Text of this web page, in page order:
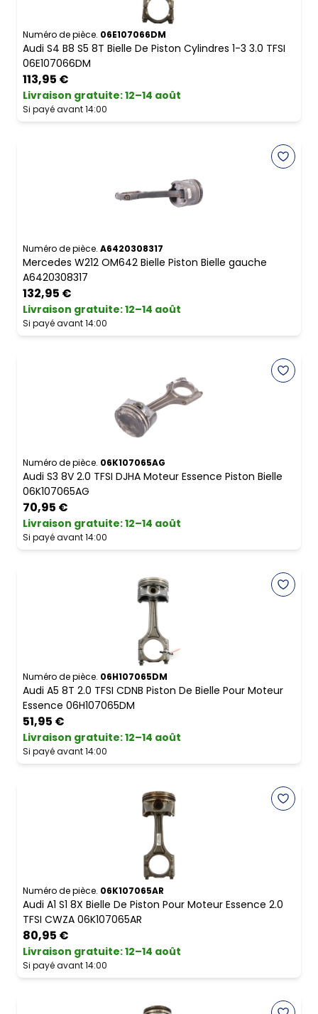
Numéro de pièce. 06E107066DM
Audi S4 B8 S5 8T Bielle De Piston Cylindres 1-3 3.0 TFSI
06E107066DM
113,95 €
Livraison gratuite:12–14 août
Si payé avant 14:00
Numéro de pièce. A6420308317
Mercedes W212 OM642 Bielle Piston Bielle gauche
A6420308317
132,95 €
Livraison gratuite:12–14 août
Si payé avant 14:00
Numéro de pièce. 06K107065AG
Audi S3 8V 2.0 TFSI DJHA Moteur Essence Piston Bielle
06K107065AG
70,95 €
Livraison gratuite:12–14 août
Si payé avant 14:00
Numéro de pièce. 06H107065DM
Audi A5 8T 2.0 TFSI CDNB Piston De Bielle Pour Moteur
Essence 06H107065DM
51,95 €
Livraison gratuite:12–14 août
Si payé avant 14:00
Numéro de pièce. 06K107065AR
Audi A1 S1 8X Bielle De Piston Pour Moteur Essence 2.0
TFSI CWZA 06K107065AR
80,95 €
Livraison gratuite:12–14 août
Si payé avant 14:00